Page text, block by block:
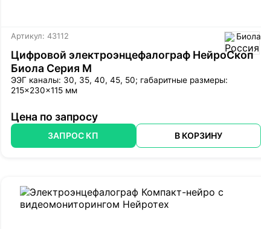
Артикул: 43112 Биола
Цифровой электроэнцефалограф НейроСкоп
Биола Серия М
ЭЭГ каналы: 30, 35, 40, 45, 50; габаритные размеры:
215×230×115 мм
Цена по запросу
ЗАПРОС КП В КОРЗИНУ